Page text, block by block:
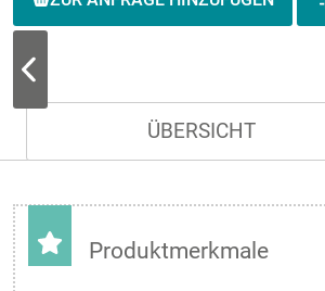
ÜBERSICHT
Produktmerkmale